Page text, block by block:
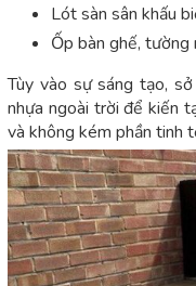
Lót sàn sân khấu
Ốp bàn ghế, tường
Tùy vào sự sáng tạo,
nhựa ngoài trời để kiến
và không kém phần tinh